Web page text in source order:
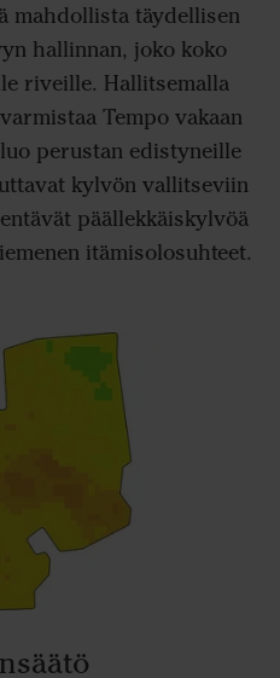
mahdollista täydellisen
hallinnan, joko koko
riveille. Hallitsemalla
Tempo vakaan
perustan edistyneille
kylvön vallitseviin
päällekkäiskylvöä
itämisolosuhteet.